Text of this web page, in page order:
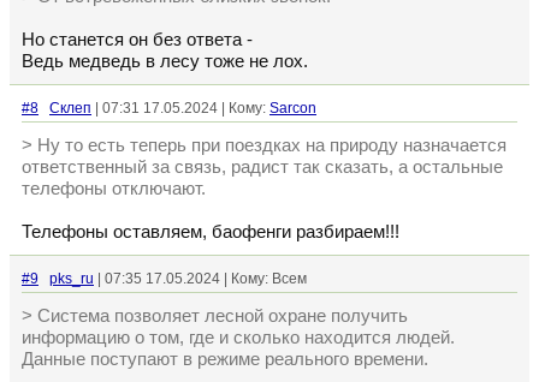
Но станется он без ответа -
Ведь медведь в лесу тоже не лох.
#8 Склеп | 07:31 17.05.2024 | Кому: Sarcon
> Ну то есть теперь при поездках на природу назначается
ответственный за связь, радист так сказать, а остальные
телефоны отключают.
Телефоны оставляем, баофенги разбираем!!!
#9 pks_ru | 07:35 17.05.2024 | Кому: Всем
> Система позволяет лесной охране получить
информацию о том, где и сколько находится людей.
Данные поступают в режиме реального времени.